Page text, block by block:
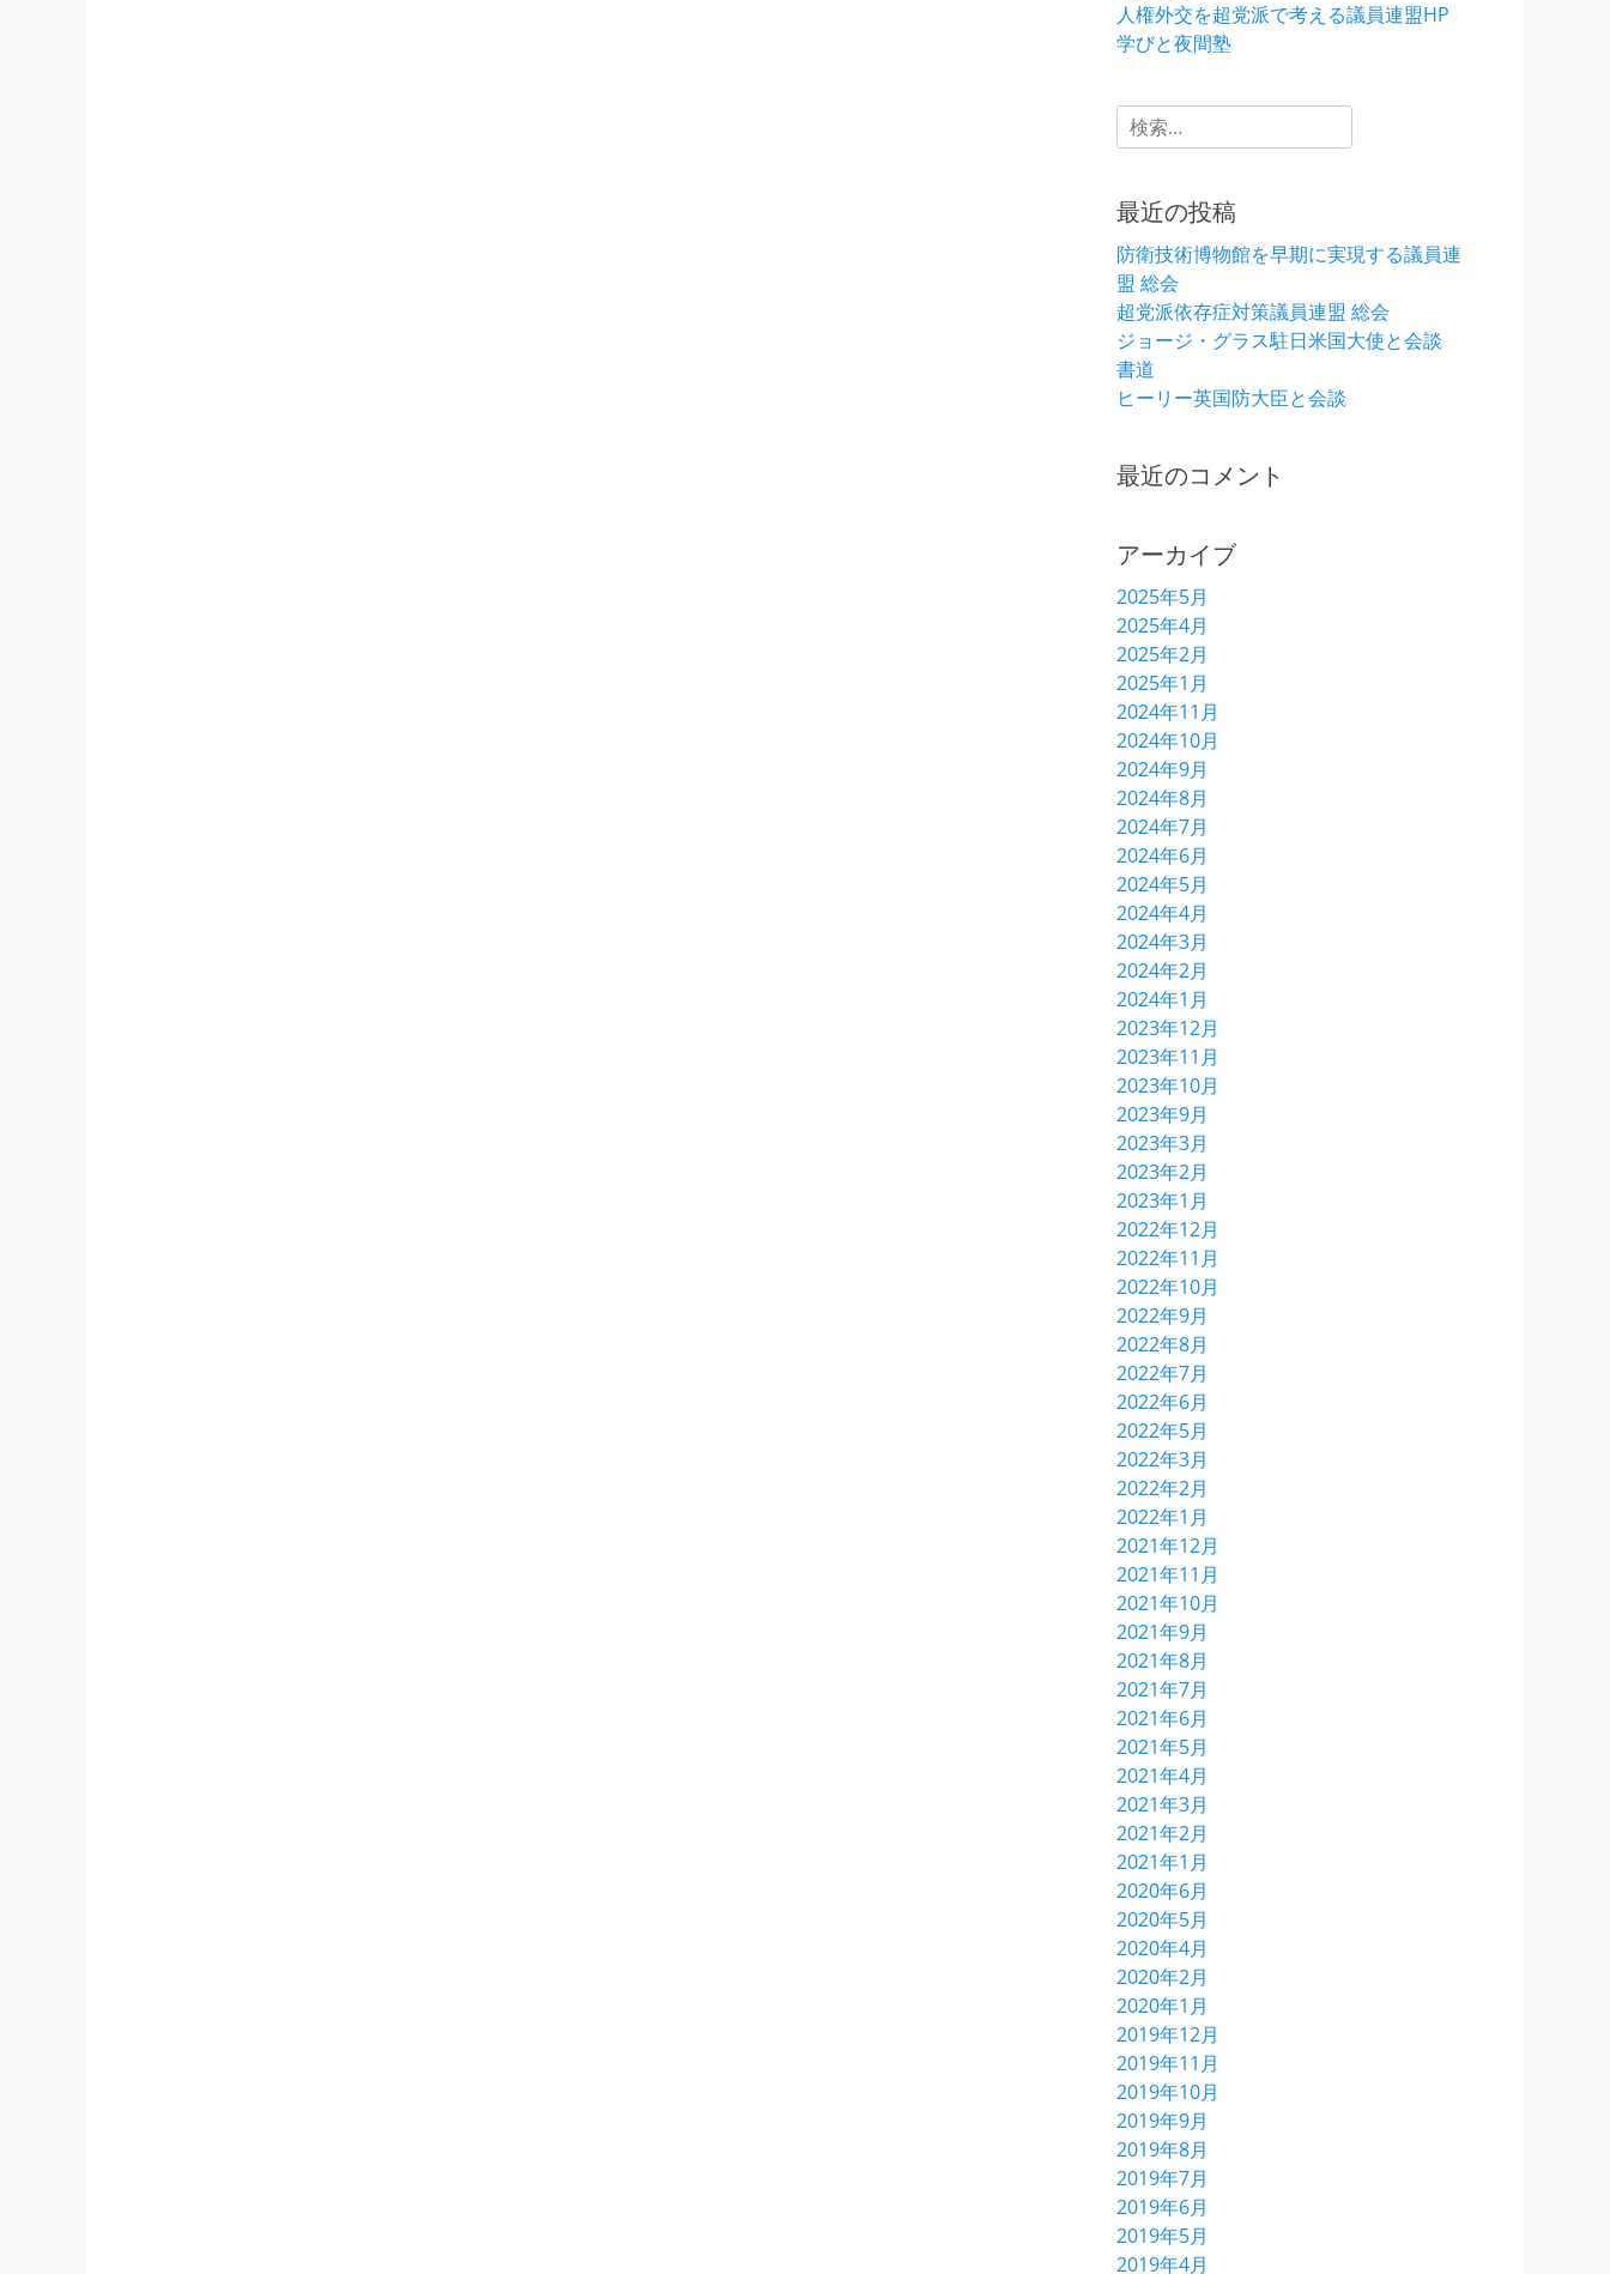
人権外交を超党派で考える議員連盟HP
学びと夜間塾
検
索:
最近の投稿
防衛技術博物館を早期に実現する議員連
盟 総会
超党派依存症対策議員連盟 総会
ジョージ・グラス駐日米国大使と会談
書道
ヒーリー英国防大臣と会談
最近のコメント
アーカイブ
2025年5月
2025年4月
2025年2月
2025年1月
2024年11月
2024年10月
2024年9月
2024年8月
2024年7月
2024年6月
2024年5月
2024年4月
2024年3月
2024年2月
2024年1月
2023年12月
2023年11月
2023年10月
2023年9月
2023年3月
2023年2月
2023年1月
2022年12月
2022年11月
2022年10月
2022年9月
2022年8月
2022年7月
2022年6月
2022年5月
2022年3月
2022年2月
2022年1月
2021年12月
2021年11月
2021年10月
2021年9月
2021年8月
2021年7月
2021年6月
2021年5月
2021年4月
2021年3月
2021年2月
2021年1月
2020年6月
2020年5月
2020年4月
2020年2月
2020年1月
2019年12月
2019年11月
2019年10月
2019年9月
2019年8月
2019年7月
2019年6月
2019年5月
2019年4月